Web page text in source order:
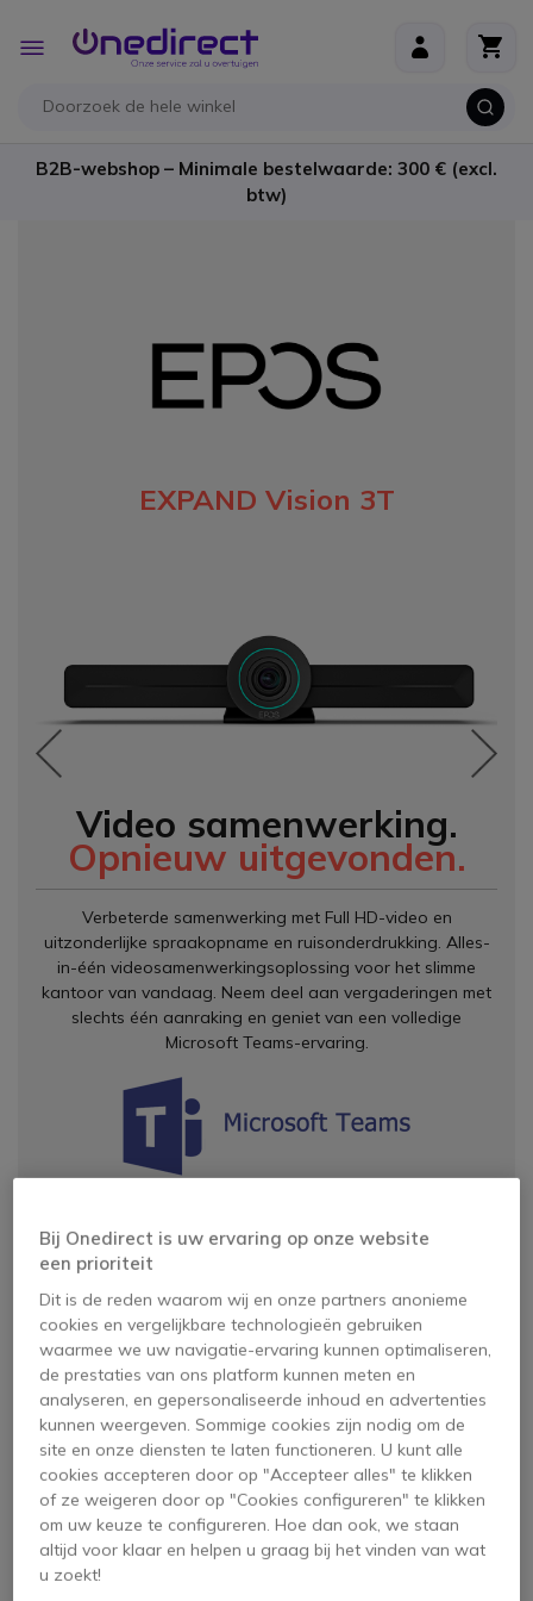
Toggle
Nav
B2B-webshop – Minimale bestelwaarde: 300 € (excl.
btw)
EXPAND Vision 3T
Video samenwerking.
Opnieuw uitgevonden.
Verbeterde samenwerking met Full HD-video en
uitzonderlijke spraakopname en ruisonderdrukking. Alles-
in-één videosamenwerkingsoplossing voor het slimme
kantoor van vandaag. Neem deel aan vergaderingen met
slechts één aanraking en geniet van een volledige
Microsoft Teams-ervaring.
Waarom zou u deEPOS
EXPAND Vision 3T
kiezen?
Bij Onedirect is uw ervaring op onze website
een prioriteit
Dit is de reden waarom wij en onze partners anonieme
cookies en vergelijkbare technologieën gebruiken
waarmee we uw navigatie-ervaring kunnen optimaliseren,
de prestaties van ons platform kunnen meten en
analyseren, en gepersonaliseerde inhoud en advertenties
kunnen weergeven. Sommige cookies zijn nodig om de
site en onze diensten te laten functioneren. U kunt alle
cookies accepteren door op "Accepteer alles" te klikken
of ze weigeren door op "Cookies configureren" te klikken
om uw keuze te configureren. Hoe dan ook, we staan
altijd voor klaar en helpen u graag bij het vinden van wat
u zoekt!